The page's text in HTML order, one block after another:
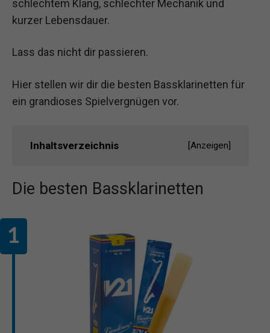
schlechtem Klang, schlechter Mechanik und
kurzer Lebensdauer.
Lass das nicht dir passieren.
Hier stellen wir dir die besten Bassklarinetten für
ein grandioses Spielvergnügen vor.
Inhaltsverzeichnis [Anzeigen]
Die besten Bassklarinetten